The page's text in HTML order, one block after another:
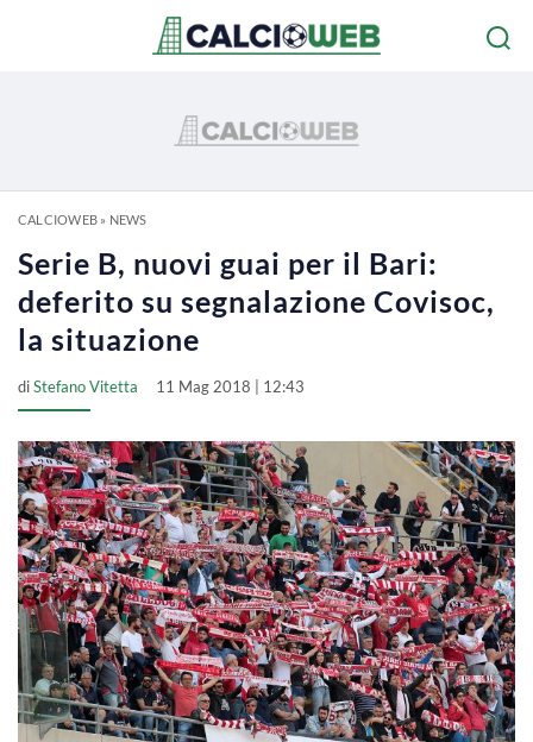
CALCIOWEB» NEWS
Serie B, nuovi guai per il Bari:
deferito su segnalazione Covisoc,
la situazione
diStefano Vitetta 11 Mag 2018 | 12:43